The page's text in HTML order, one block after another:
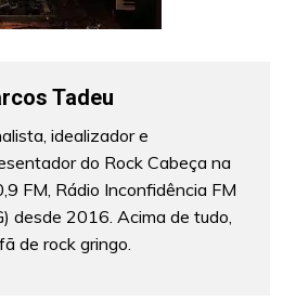
Tadeu
idealizador e
do Rock Cabeça na
FM, Rádio Inconfidência FM
desde 2016. Acima de tudo,
de rock gringo.